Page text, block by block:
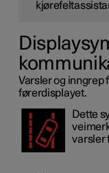
Varsler og inngrep
førerdisplayet.
Dette
varsler